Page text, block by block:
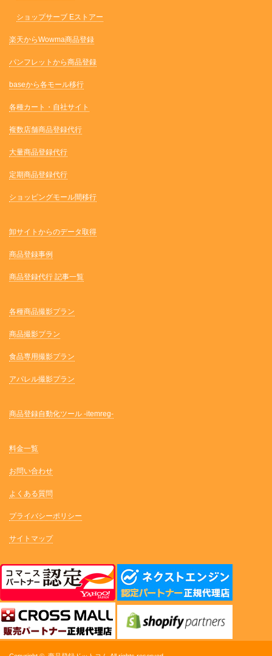
ショップサーブ Eストアー
楽天からWowma商品登録
パンフレットから商品登録
baseから各モール移行
各種カート・自社サイト
複数店舗商品登録代行
大量商品登録代行
定期商品登録代行
ショッピングモール間移行
卸サイトからのデータ取得
商品登録事例
商品登録代行 記事一覧
各種商品撮影プラン
商品撮影プラン
食品専用撮影プラン
アパレル撮影プラン
商品登録自動化ツール -itemreg-
料金一覧
お問い合わせ
よくある質問
プライバシーポリシー
サイトマップ